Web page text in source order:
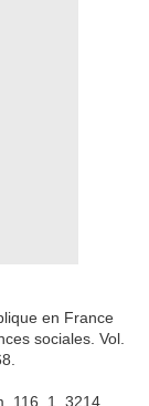
en France
sociales. Vol.